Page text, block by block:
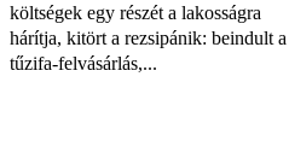
költségek egy részét a lakosságra
hárítja, kitört a rezsipánik: beindult a
tűzifa-felvásárlás,...